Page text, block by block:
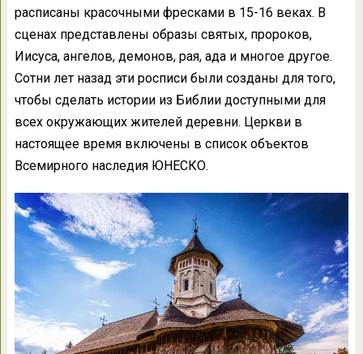
расписаны красочными фресками в 15-16 веках. В
сценах представлены образы святых, пророков,
Иисуса, ангелов, демонов, рая, ада и многое другое.
Сотни лет назад эти росписи были созданы для того,
чтобы сделать истории из Библии доступными для
всех окружающих жителей деревни. Церкви в
настоящее время включены в список объектов
Всемирного наследия ЮНЕСКО.